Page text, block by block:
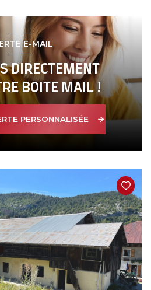
E-MAIL
DIRECTEMENT
BOITE MAIL !
PERSONNALISÉE